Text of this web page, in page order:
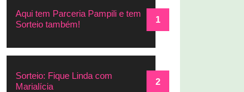
Aqui tem Parceria Pampili e tem
Sorteio também!
Sorteio: Fique Linda com
Marialícia